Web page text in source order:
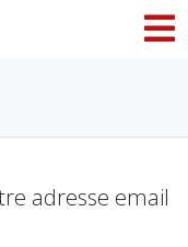
adresse email